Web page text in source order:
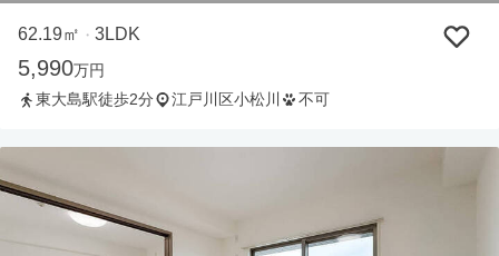
62.19㎡ ・ 3LDK
5,990万円
東大島駅徒歩2分
江戸川区小松川 不可